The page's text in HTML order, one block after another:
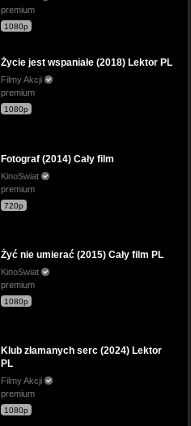
premium
1080p
Życie jest wspaniałe (2018) Lektor PL
Filmy Akcji
premium
1080p
Fotograf (2014) Cały film
KinoSwiat
premium
720p
Żyć nie umierać (2015) Cały film PL
KinoSwiat
premium
1080p
Klub złamanych serc (2024) Lektor
PL
Filmy Akcji
premium
1080p